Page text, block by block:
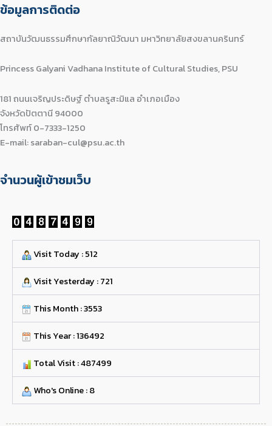
ข้อมูลการติดต่อ
สถาบันวัฒนธรรมศึกษากัลยาณิวัฒนา มหาวิทยาลัยสงขลานครินทร์
Princess Galyani Vadhana Institute of Cultural Studies, PSU
181 ถนนเจริญประดิษฐ์ ตำบลรูสะมิแล อำเภอเมือง
จังหวัดปัตตานี 94000
โทรศัพท์ 0-7333-1250
E-mail: saraban-cul@psu.ac.th
จำนวนผู้เข้าชมเว็บ
Visit Today : 512
Visit Yesterday : 721
This Month : 3553
This Year : 136492
Total Visit : 487499
Who's Online : 8